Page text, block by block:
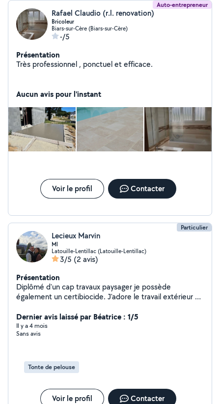
Auto-entrepreneur
Rafael Claudio (r.l. renovation)
Bricoleur
Biars-sur-Cère (Biars-sur-Cère)
-/5
Présentation
Très professionnel , ponctuel et efficace.
Aucun avis pour l'instant
Voir le profil Contacter
Particulier
Lecieux Marvin
Ml
Latouille-Lentillac (Latouille-Lentillac)
3/5 (2 avis)
Présentation
Diplômé d'un cap travaux paysager je possède
également un certibiocide. J'adore le travail extérieur et
Dernier avis laissé par Béatrice : 1/5
Il y a 4 mois
Sans avis
Tonte de pelouse
Voir le profil Contacter